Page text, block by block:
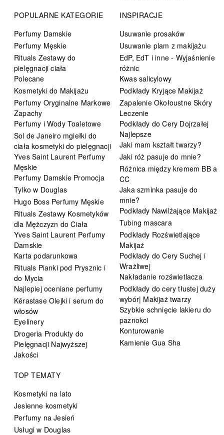
POPULARNE KATEGORIE
Perfumy Damskie
Perfumy Męskie
Rituals Zestawy do
pielęgnacji ciała
Polecane
Kosmetyki do Makijażu
Perfumy Oryginalne Markowe
Zapachy
Perfumy i Wody Toaletowe
Sol de Janeiro mgiełki do
ciała kosmetyki do pielęgnacji
Yves Saint Laurent Perfumy
Męskie
Perfumy Damskie Promocja
Tylko w Douglas
Hugo Boss Perfumy Męskie
Rituals Zestawy Kosmetyków
dla Mężczyzn do Ciała
Yves Saint Laurent Perfumy
Damskie
Karta podarunkowa
Rituals Pianki pod Prysznic i
do Mycia
Najlepiej oceniane perfumy
Kérastase Olejki i serum do
włosów
Eyelinery
Drogeria Produkty do
Pielęgnacji Najwyższej
Jakości
INSPIRACJE
Usuwanie prosaków
Usuwanie plam z makijażu
EdP, EdT i inne - Wyjaśnienie
różnic
Kwas salicylowy
Podkłady Kryjące Makijaż
Zapalenie Okołoustne Skóry
Leczenie
Podkłady do Cery Dojrzałej
Najlepsze
Jaki mam kształt twarzy?
Jaki róż pasuje do mnie?
Różnica między kremem BB a
CC
Jaka szminka pasuje do
mnie?
Podkłady Nawilżające Makijaż
Tubing mascara
Podkłady Rozświetlające
Makijaż
Podkłady do Cery Suchej i
Wrażliwej
Nakładanie rozświetlacza
Podkłady do cery tłustej duży
wybór| Makijaż twarzy
Szybkie schnięcie lakieru do
paznokci
Konturowanie
Kamienie Gua Sha
TOP TEMATY
Kosmetyki na lato
Jesienne kosmetyki
Perfumy na Jesień
Usługi w Douglas